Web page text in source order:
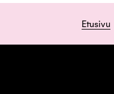
Etusivu